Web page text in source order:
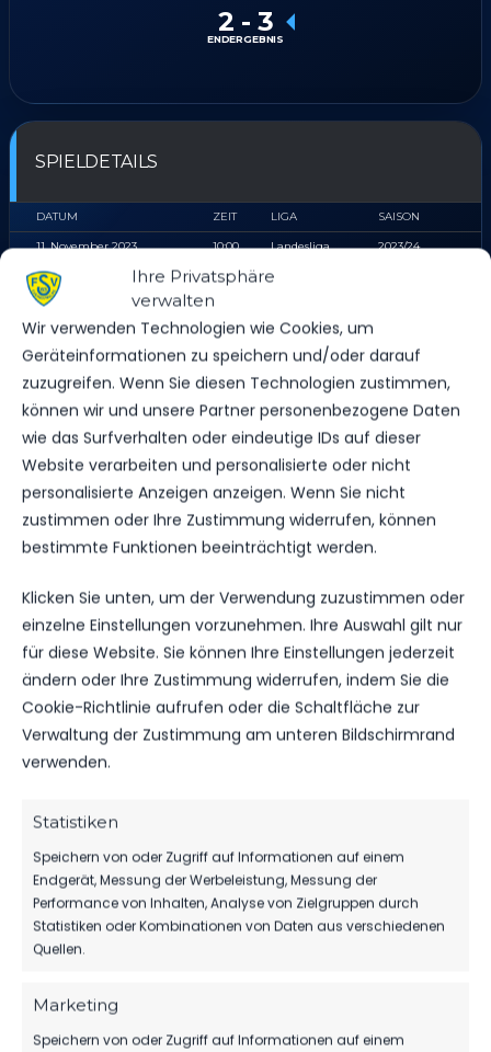
Ihre Privatsphäre
verwalten
Wir verwenden Technologien wie Cookies, um
Geräteinformationen zu speichern und/oder darauf
zuzugreifen. Wenn Sie diesen Technologien zustimmen,
können wir und unsere Partner personenbezogene Daten
wie das Surfverhalten oder eindeutige IDs auf dieser
Website verarbeiten und personalisierte oder nicht
personalisierte Anzeigen anzeigen. Wenn Sie nicht
zustimmen oder Ihre Zustimmung widerrufen, können
bestimmte Funktionen beeinträchtigt werden.
Klicken Sie unten, um der Verwendung zuzustimmen oder
einzelne Einstellungen vorzunehmen. Ihre Auswahl gilt nur
für diese Website. Sie können Ihre Einstellungen jederzeit
ändern oder Ihre Zustimmung widerrufen, indem Sie die
Cookie-Richtlinie aufrufen oder die Schaltfläche zur
Verwaltung der Zustimmung am unteren Bildschirmrand
verwenden.
Statistiken
Speichern von oder Zugriff auf Informationen auf einem
Endgerät, Messung der Werbeleistung, Messung der
Performance von Inhalten, Analyse von Zielgruppen durch
Statistiken oder Kombinationen von Daten aus verschiedenen
Quellen.
Marketing
Speichern von oder Zugriff auf Informationen auf einem
2 - 3
ENDERGEBNIS
SPIELDETAILS
DATUM ZEIT LIGA SAISON
11. November 2023 10:00 Landesliga 2023/24
ERGEBNIS
MANNSCHAFT TORE SPIELAUSGANG
Niederlage
3
DATUM BEGEGNUNG ERGEBNIS
SO.., 17.
2023
10:00
Uhr
Luckenwalde
D2-Jugend
vs. SV
Lausitz
Forst
1:2 Landesliga
ÄHNLICHE BEITRÄGE
Jugend vs SV Lausitz Forst
Ähnlicher Beitrag Ähnlicher Beitrag
SV Lausitz Forst vs FSV 63
Luckenwalde D1-Jugend
31. August 2024